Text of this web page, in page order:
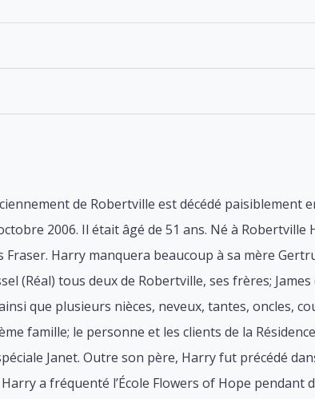
de Robertville est décédé paisiblement
2006. Il était âgé de 51 ans. Né à Robertville
Fraser. Harry manquera beaucoup à sa mère
(Réal) tous deux de Robertville, ses frères;
que plusieurs nièces, neveux, tantes, oncles,
famille; le personne et les clients de la
Janet. Outre son père, Harry fut précédé
a fréquenté l’École Flowers of Hope pendant